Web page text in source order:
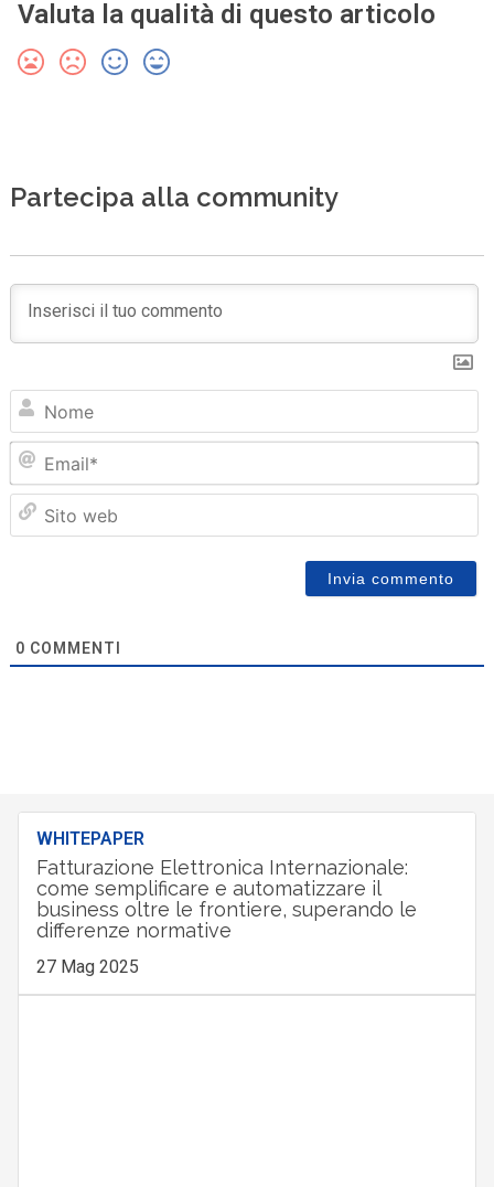
Valuta la qualità di questo articolo
Partecipa alla community
0 COMMENTI
WHITEPAPER
Fatturazione Elettronica Internazionale:
come semplificare e automatizzare il
business oltre le frontiere, superando le
differenze normative
27 Mag 2025